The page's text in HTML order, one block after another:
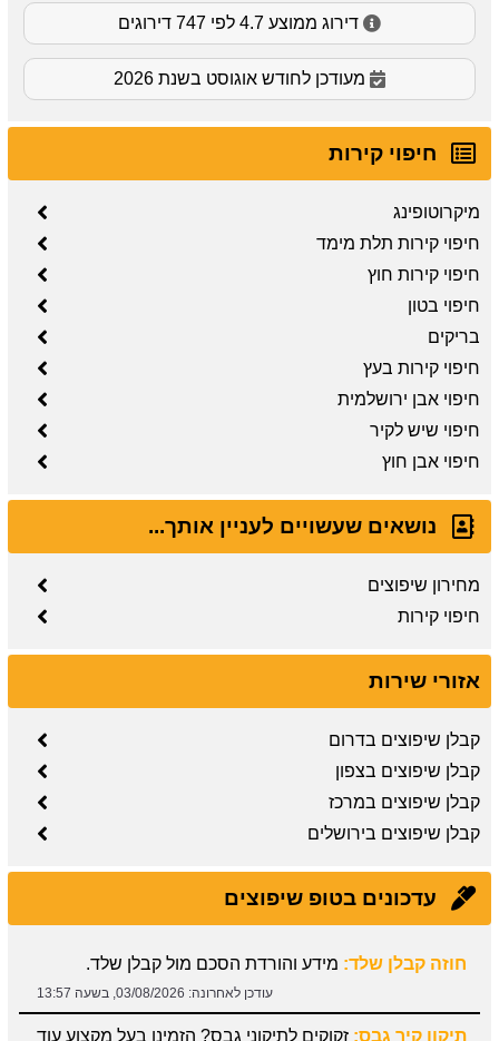
דירוג ממוצע 4.7 לפי 747 דירוגים
מעודכן לחודש אוגוסט בשנת 2026
חיפוי קירות
מיקרוטופינג
חיפוי קירות תלת מימד
חיפוי קירות חוץ
חיפוי בטון
בריקים
חיפוי קירות בעץ
חיפוי אבן ירושלמית
חיפוי שיש לקיר
חיפוי אבן חוץ
נושאים שעשויים לעניין אותך...
מחירון שיפוצים
חיפוי קירות
אזורי שירות
קבלן שיפוצים בדרום
קבלן שיפוצים בצפון
קבלן שיפוצים במרכז
קבלן שיפוצים בירושלים
עדכונים בטופ שיפוצים
חוזה קבלן שלד:מידע והורדת הסכם מול קבלן שלד.
זקוקים לתיקוני גבס? הזמינו בעל מקצוע עוד